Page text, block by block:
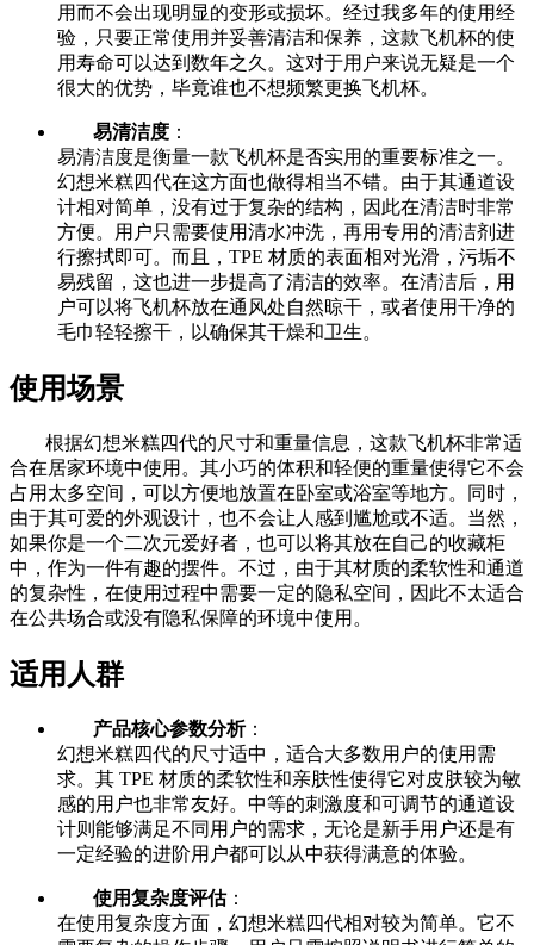
用而不会出现明显的变形或损坏。经过我多年的使用经
验，只要正常使用并妥善清洁和保养，这款飞机杯的使
用寿命可以达到数年之久。这对于用户来说无疑是一个
很大的优势，毕竟谁也不想频繁更换飞机杯。
易清洁度 ：
易清洁度是衡量一款飞机杯是否实用的重要标准之一。
幻想米糕四代在这方面也做得相当不错。由于其通道设
计相对简单，没有过于复杂的结构，因此在清洁时非常
方便。用户只需要使用清水冲洗，再用专用的清洁剂进
行擦拭即可。而且，TPE 材质的表面相对光滑，污垢不
易残留，这也进一步提高了清洁的效率。在清洁后，用
户可以将飞机杯放在通风处自然晾干，或者使用干净的
毛巾轻轻擦干，以确保其干燥和卫生。
使用场景
根据幻想米糕四代的尺寸和重量信息，这款飞机杯非常适
合在居家环境中使用。其小巧的体积和轻便的重量使得它不会
占用太多空间，可以方便地放置在卧室或浴室等地方。同时，
由于其可爱的外观设计，也不会让人感到尴尬或不适。当然，
如果你是一个二次元爱好者，也可以将其放在自己的收藏柜
中，作为一件有趣的摆件。不过，由于其材质的柔软性和通道
的复杂性，在使用过程中需要一定的隐私空间，因此不太适合
在公共场合或没有隐私保障的环境中使用。
适用人群
产品核心参数分析：
幻想米糕四代的尺寸适中，适合大多数用户的使用需
求。其 TPE 材质的柔软性和亲肤性使得它对皮肤较为敏
感的用户也非常友好。中等的刺激度和可调节的通道设
计则能够满足不同用户的需求，无论是新手用户还是有
一定经验的进阶用户都可以从中获得满意的体验。
使用复杂度评估：
在使用复杂度方面，幻想米糕四代相对较为简单。它不